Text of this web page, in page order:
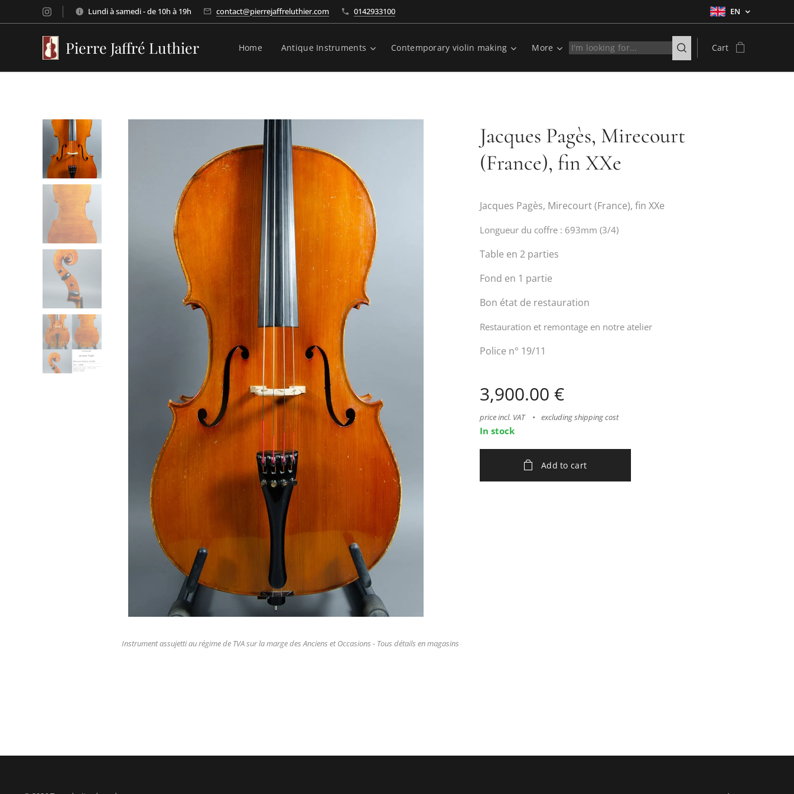
Lundi à samedi - de 10h à 19h contact@pierrejaffreluthier.com 0142933100 EN
Pierre Jaffré Luthier Home Antique Instruments Contemporary violin making More Cart
Jacques Pagès, Mirecourt
(France), fin XXe
Jacques Pagès, Mirecourt (France), fin XXe
Longueur du coffre : 693mm (3/4)
Table en 2 parties
Fond en 1 partie
Bon état de restauration
Restauration et remontage en notre atelier
Police n° 19/11
3,900.00 €
price incl. VAT excluding shipping cost
In stock
Add to cart
Instrument assujetti au régime de TVA sur la marge des Anciens et Occasions - Tous détails en magasins